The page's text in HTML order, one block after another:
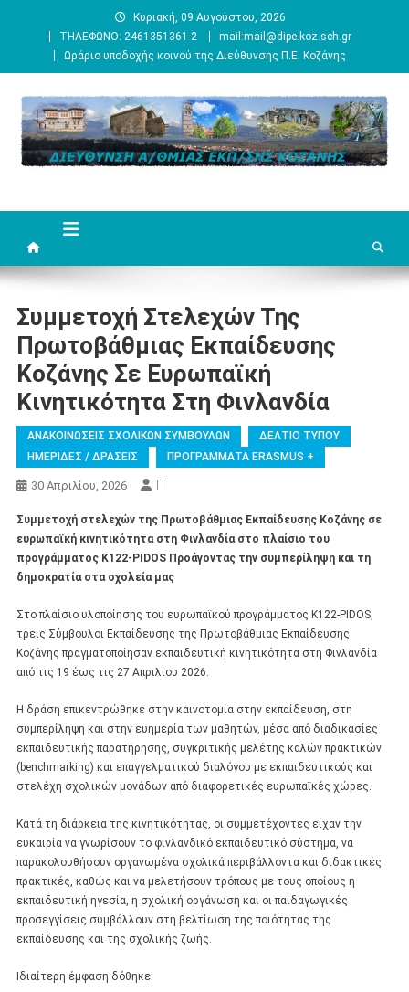
Κυριακή, 09 Αυγούστου, 2026
ΤΗΛΕΦΩΝΟ: 2461351361-2
mail:mail@dipe.koz.sch.gr
Ωράριο υποδοχής κοινού της Διεύθυνσης Π.Ε. Κοζάνης
Συμμετοχή Στελεχών Της
Πρωτοβάθμιας Εκπαίδευσης
Κοζάνης Σε Ευρωπαϊκή
Κινητικότητα Στη Φινλανδία
ΑΝΑΚΟΙΝΩΣΕΙΣ ΣΧΟΛΙΚΩΝ ΣΥΜΒΟΥΛΩΝ
ΔΕΛΤΙΟ ΤΥΠΟΥ
ΗΜΕΡΙΔΕΣ / ΔΡΑΣΕΙΣ
ΠΡΟΓΡΑΜΜΑΤΑ ERASMUS +
30 Απριλίου, 2026 IT
Συμμετοχή στελεχών της Πρωτοβάθμιας Εκπαίδευσης Κοζάνης σε
ευρωπαϊκή κινητικότητα στη Φινλανδία στο πλαίσιο του
προγράμματος Κ122-PIDOS Προάγοντας την συμπερίληψη και τη
δημοκρατία στα σχολεία μας
Στο πλαίσιο υλοποίησης του ευρωπαϊκού προγράμματος Κ122-PIDOS,
τρεις Σύμβουλοι Εκπαίδευσης της Πρωτοβάθμιας Εκπαίδευσης
Κοζάνης πραγματοποίησαν εκπαιδευτική κινητικότητα στη Φινλανδία
από τις 19 έως τις 27 Απριλίου 2026.
Η δράση επικεντρώθηκε στην καινοτομία στην εκπαίδευση, στη
συμπερίληψη και στην ευημερία των μαθητών, μέσα από διαδικασίες
εκπαιδευτικής παρατήρησης, συγκριτικής μελέτης καλών πρακτικών
(benchmarking) και επαγγελματικού διαλόγου με εκπαιδευτικούς και
στελέχη σχολικών μονάδων από διαφορετικές ευρωπαϊκές χώρες.
Κατά τη διάρκεια της κινητικότητας, οι συμμετέχοντες είχαν την
ευκαιρία να γνωρίσουν το φινλανδικό εκπαιδευτικό σύστημα, να
παρακολουθήσουν οργανωμένα σχολικά περιβάλλοντα και διδακτικές
πρακτικές, καθώς και να μελετήσουν τρόπους με τους οποίους η
εκπαιδευτική ηγεσία, η σχολική οργάνωση και οι παιδαγωγικές
προσεγγίσεις συμβάλλουν στη βελτίωση της ποιότητας της
εκπαίδευσης και της σχολικής ζωής.
Ιδιαίτερη έμφαση δόθηκε: